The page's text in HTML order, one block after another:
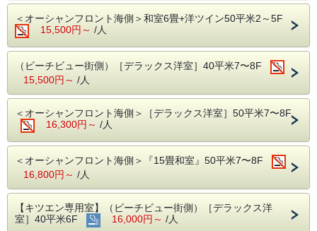
当館人気No1の名物！大きな“金目鯛” 一尾の
姿煮と”アワビ”を両方楽しめる２大姿盛りコ
【ご夕食】＜バイキングでは味わえない醍醐
味をお届けしたい＞
『金目鯛』の丸ごと一尾姿煮（2名又は3名に
1尾） 。大皿いっぱいに盛られた金目鯛の存
在感は主役級。肉厚の金目鯛をふわっと！こ
だわりの甘辛の煮汁がごはんにピッタリ。ス
タッフおすすめ部位の胸びれ付け根や目の下
もぜひ。
『活きアワビ』の踊り焼き（1名に1つ）。レ
ストランスタッフがお客様の目の前でカッ
＜オーシャンフロント海側＞和室6畳+洋ツイン50平米2～5F
15,500円～ /人
（ビーチビュー街側）［デラックス洋室］40平米7〜8F
15,500円～ /人
＜オーシャンフロント海側＞［デラックス洋室］50平米7〜8F
16,300円～ /人
＜オーシャンフロント海側＞『15畳和室』50平米7〜8F
16,800円～ /人
【キツエン専用室】（ビーチビュー街側）［デラックス洋
室］40平米6F
16,000円～ /人